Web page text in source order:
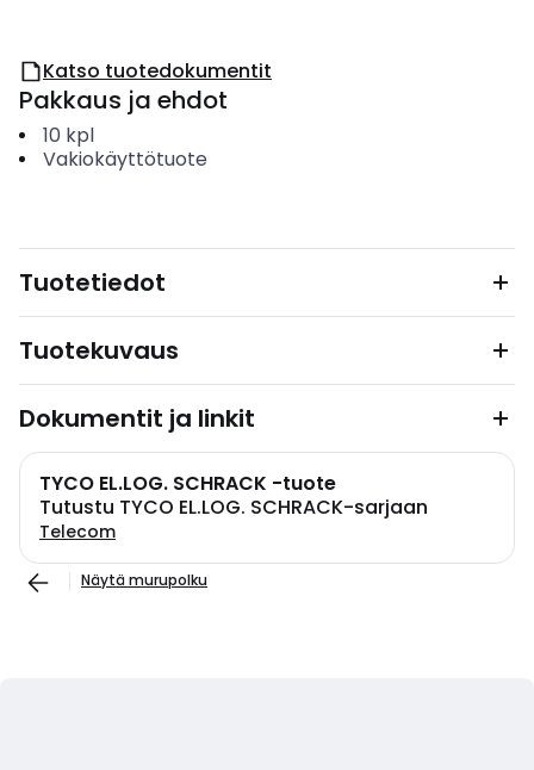
Katso tuotedokumentit
Pakkaus ja ehdot
10 kpl
Vakiokäyttötuote
Tuotetiedot
Tuotekuvaus
Dokumentit ja linkit
TYCO EL.LOG. SCHRACK -tuote
Tutustu TYCO EL.LOG. SCHRACK-sarjaan
Telecom
Näytä murupolku